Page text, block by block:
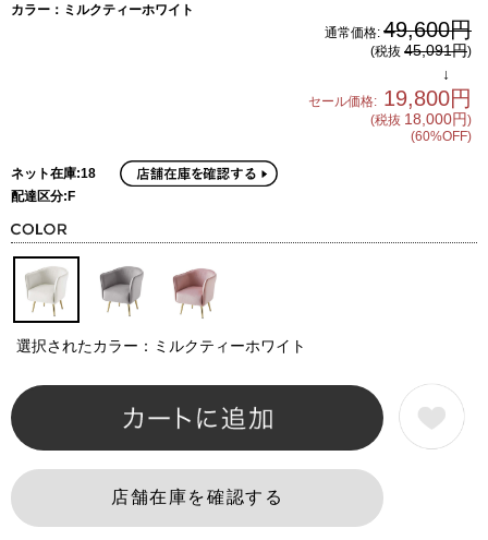
カラー：ミルクティーホワイト
通常価格: 49,600円
(税抜 45,091円)
↓
セール価格: 19,800円
(税抜 18,000円)
(60%OFF)
ネット在庫:18
配達区分:F
選択されたカラー：ミルクティーホワイト